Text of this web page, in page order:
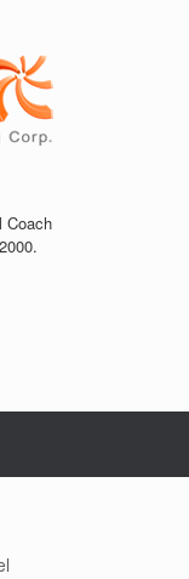
Coach